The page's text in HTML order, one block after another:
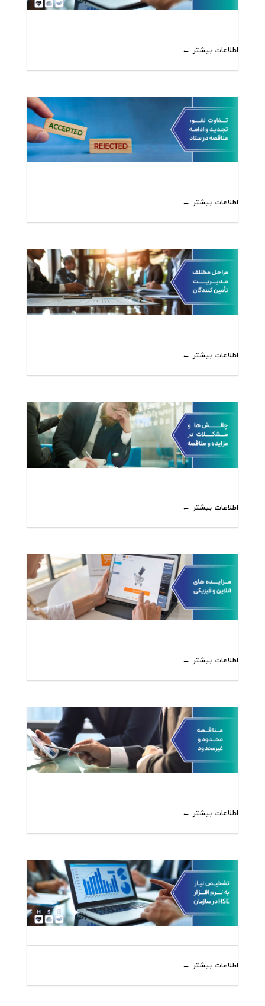
اطلاعات بیشتر
اطلاعات بیشتر
اطلاعات بیشتر
اطلاعات بیشتر
اطلاعات بیشتر
اطلاعات بیشتر
اطلاعات بیشتر